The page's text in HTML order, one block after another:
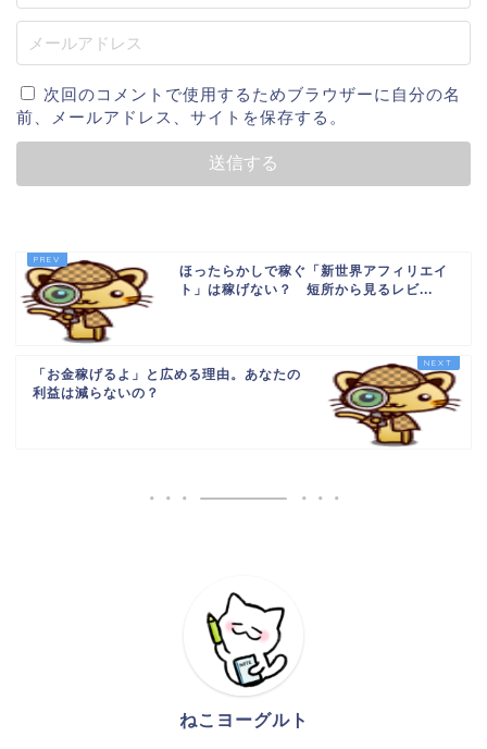
次回のコメントで使用するためブラウザーに自分の名
前、メールアドレス、サイトを保存する。
ほったらかしで稼ぐ「新世界アフィリエイ
ト」は稼げない？ 短所から見るレビ...
「お金稼げるよ」と広める理由。あなたの
利益は減らないの？
ねこヨーグルト